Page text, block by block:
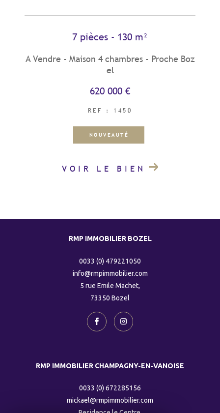
7 pièces - 130 m²
A Vendre - Maison 4 chambres - Proche Boz
el
620 000 €
REF : 1450
NOUVEAUTÉ
VOIR LE BIEN
RMP IMMOBILIER BOZEL
0033 (0) 479221050
info@rmpimmobilier.com
5 rue Emile Machet,
73350
bozel
RMP IMMOBILIER CHAMPAGNY-EN-VANOISE
0033 (0) 672285156
mickael@rmpimmobilier.com